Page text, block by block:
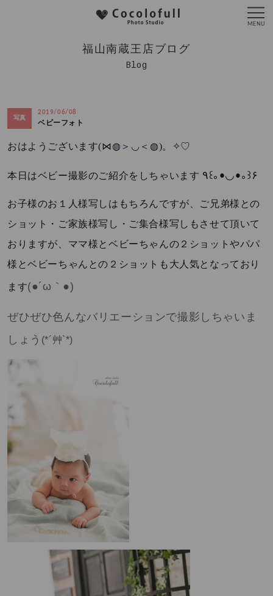
福山南蔵王店ブログ
Blog
写真
2019/06/08
ベビーフォト
おはようございます(⋈◍ ＞◡＜◍)。✧♡
本日はベビー撮影のご紹介をしちゃいます ٩꒰｡•◡•｡꒱ ۶
お子様のお１人様写しはもちろんですが、ご兄弟様との
ショット・ご家族様写し・ご集合様写しもさせて頂いて
おりますが、ママ様とベビーちゃんの２ショットやパパ
様とベビーちゃんとの２ショットも大人気となっており
ます(●´ω ｀●)
ぜひぜひ色んなバリエーションで撮影しちゃいま
しょう (*´ 艸`*)